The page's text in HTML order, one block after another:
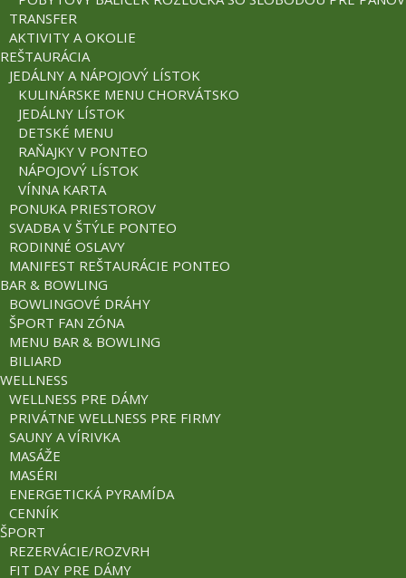
TRANSFER
AKTIVITY A OKOLIE
REŠTAURÁCIA
JEDÁLNY A NÁPOJOVÝ LÍSTOK
KULINÁRSKE MENU CHORVÁTSKO
JEDÁLNY LÍSTOK
DETSKÉ MENU
RAŇAJKY V PONTEO
NÁPOJOVÝ LÍSTOK
VÍNNA KARTA
PONUKA PRIESTOROV
SVADBA V ŠTÝLE PONTEO
RODINNÉ OSLAVY
MANIFEST REŠTAURÁCIE PONTEO
BAR & BOWLING
BOWLINGOVÉ DRÁHY
ŠPORT FAN ZÓNA
MENU BAR & BOWLING
BILIARD
WELLNESS
WELLNESS PRE DÁMY
PRIVÁTNE WELLNESS PRE FIRMY
SAUNY A VÍRIVKA
MASÁŽE
MASÉRI
ENERGETICKÁ PYRAMÍDA
CENNÍK
ŠPORT
REZERVÁCIE/ROZVRH
FIT DAY PRE DÁMY